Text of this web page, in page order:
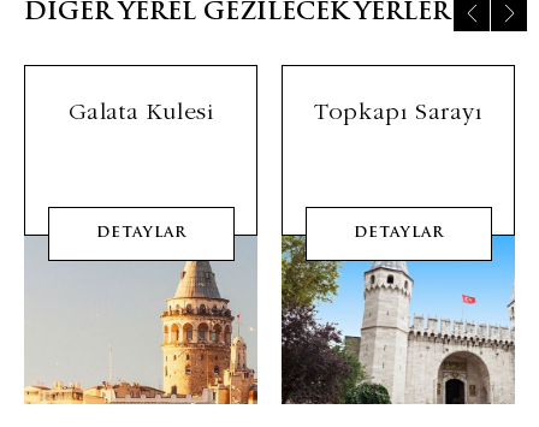
DIĞER YEREL GEZILECEK YERLER
DETAYLAR
Galata Kulesi
DETAYLAR
Topkapı Sarayı